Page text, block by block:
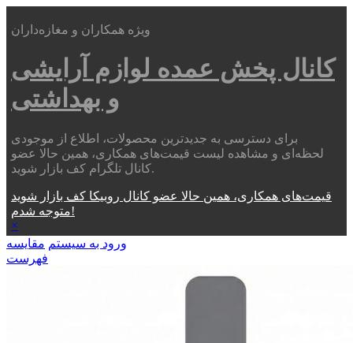
ویژه همکاران و مغازه‌داران
کانال پخش عمده لوازم آرایشی
و بهداشتی
برای دسترسی به جدیدترین محصولات، اطلاع از موجودی
لحظه‌ای و مشاهده لیست قیمت‌های همکاری، همین حالا عضو
کانال تلگرام کف بازار شوید.
قیمت‌های همکاری، همین حالا عضو کانال روبیکا کف بازار شوید
متوجه شدم!
×
ورود به سیستم مقایسه
فهرست